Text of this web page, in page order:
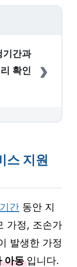
간과
확인
›
스 지원
간 동안 지
가정, 조손가
발생한 가정
아동 입니다.